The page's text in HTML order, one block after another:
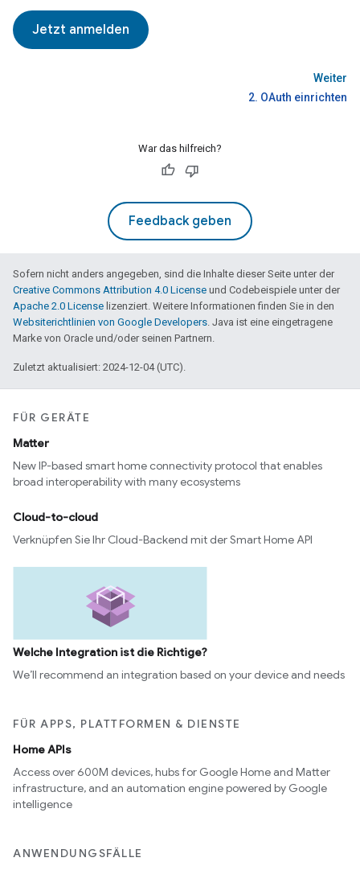
Jetzt anmelden
Weiter
2. OAuth einrichten
War das hilfreich?
Feedback geben
Sofern nicht anders angegeben, sind die Inhalte dieser Seite unter der
Creative Commons Attribution 4.0 License und Codebeispiele unter der
Apache 2.0 License lizenziert. Weitere Informationen finden Sie in den
Websiterichtlinien von Google Developers. Java ist eine eingetragene
Marke von Oracle und/oder seinen Partnern.
Zuletzt aktualisiert: 2024-12-04 (UTC).
FÜR GERÄTE
Matter
New IP-based smart home connectivity protocol that enables
broad interoperability with many ecosystems
Cloud-to-cloud
Verknüpfen Sie Ihr Cloud-Backend mit der Smart Home API
Welche Integration ist die Richtige?
We’ll recommend an integration based on your device and needs
FÜR APPS, PLATTFORMEN & DIENSTE
Home APIs
Access over 600M devices, hubs for Google Home and Matter
infrastructure, and an automation engine powered by Google
intelligence
ANWENDUNGSFÄLLE